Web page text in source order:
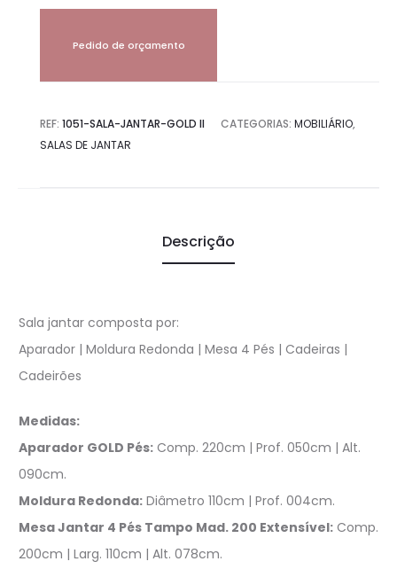
Pedido de orçamento
REF: 1051-SALA-JANTAR-GOLD II CATEGORIAS: MOBILIÁRIO,
SALAS DE JANTAR
Descrição
Sala jantar composta por:
Aparador | Moldura Redonda | Mesa 4 Pés | Cadeiras |
Cadeirões
Medidas:
Aparador GOLD Pés: Comp. 220cm | Prof. 050cm | Alt.
090cm.
Moldura Redonda: Diâmetro 110cm | Prof. 004cm.
Mesa Jantar 4 Pés Tampo Mad. 200 Extensível: Comp.
200cm | Larg. 110cm | Alt. 078cm.